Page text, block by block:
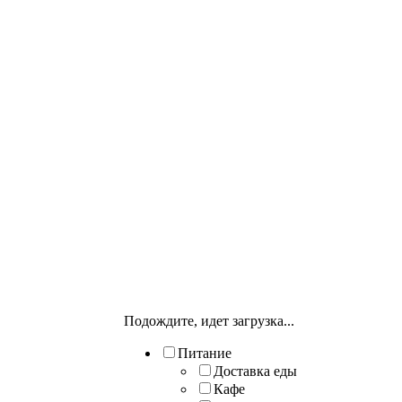
Подождите, идет загрузка...
Питание
Доставка еды
Кафе